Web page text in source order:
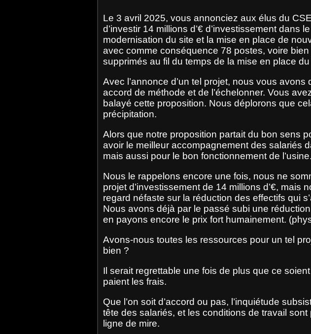
Le 3 avril 2025, vous annonciez aux élus du
d’investir 14 millions d’€ d’investissement dans
modernisation du site et la mise en place de
avec comme conséquence 78 postes, voire
supprimés au fil du temps de la mise en place du
Avec l’annonce d’un tel projet, nous vous avons
accord de méthode et de l’échelonner. Vous
balayé cette proposition. Nous déplorons que
précipitation.
Alors que notre proposition partait du bon sens
avoir le meilleur accompagnement des salariés
mais aussi pour le bon fonctionnement de l’usine.
Nous le rappelons encore une fois, nous ne
projet d’investissement de 14 millions d’€, mais
regard néfaste sur la réduction des effectifs qui
Nous avons déjà par le passé subi une
en payons encore le prix fort humainement.
Avons-nous toutes les ressources pour un tel
bien ?
Il serait regrettable une fois de plus que ce
paient les frais.
Que l’on soit d’accord ou pas, l’inquiétude
tête des salariés, et les conditions de travail
ligne de mire.